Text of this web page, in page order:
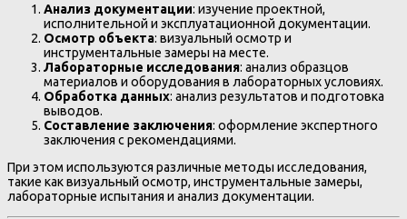
Анализ документации: изучение проектной,
исполнительной и эксплуатационной документации.
Осмотр объекта: визуальный осмотр и
инструментальные замеры на месте.
Лабораторные исследования: анализ образцов
материалов и оборудования в лабораторных условиях.
Обработка данных: анализ результатов и подготовка
выводов.
Составление заключения: оформление экспертного
заключения с рекомендациями.
При этом используются различные методы исследования,
такие как визуальный осмотр, инструментальные замеры,
лабораторные испытания и анализ документации.